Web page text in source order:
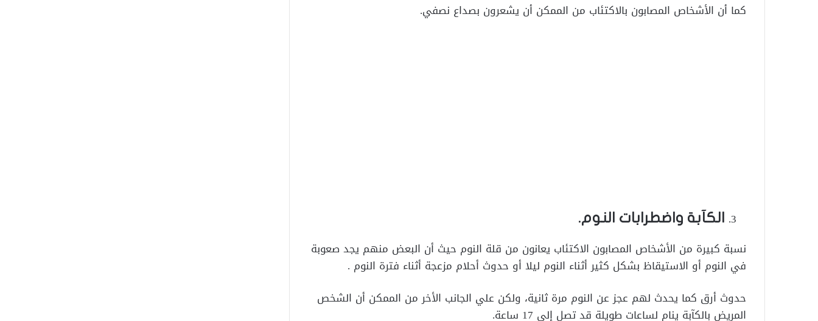
كما أن الأشخاص المصابون بالاكتئاب من الممكن أن يشعرون بصداع نصفي.
الكآبة واضطرابات النوم.
نسبة كبيرة من الأشخاص المصابون الاكتئاب يعانون من قلة النوم حيث أن البعض منهم يجد صعوبة
في النوم أو الاستيقاظ بشكل كثير أثناء النوم ليلا أو حدوث أحلام مزعجة أثناء فترة النوم .
حدوث أرق كما يحدث لهم عجز عن النوم مرة ثانية، ولكن علي الجانب الأخر من الممكن أن الشخص
المريض بالكآبة ينام لساعات طويلة قد تصل إلي 17 ساعة.